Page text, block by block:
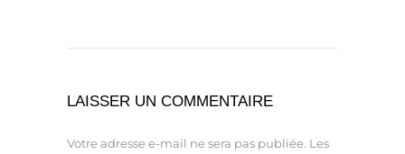
LAISSER UN COMMENTAIRE
Votre adresse e-mail ne sera pas publiée. Les